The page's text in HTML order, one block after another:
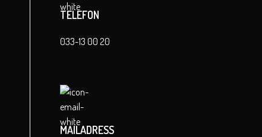
TELEFON
033-13 00 20
MAILADRESS